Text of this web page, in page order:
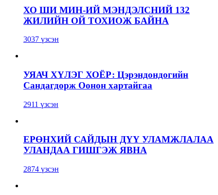
ХО ШИ МИН-ИЙ МЭНДЭЛСНИЙ 132
ЖИЛИЙН ОЙ ТОХИОЖ БАЙНА
3037 үзсэн
УЯАЧ ХҮЛЭГ ХОЁР: Цэрэндондогийн
Сандагдорж Оонон хартайгаа
2911 үзсэн
ЕРӨНХИЙ САЙДЫН ДҮҮ УЛАМЖЛАЛАА
УЛАНДАА ГИШГЭЖ ЯВНА
2874 үзсэн